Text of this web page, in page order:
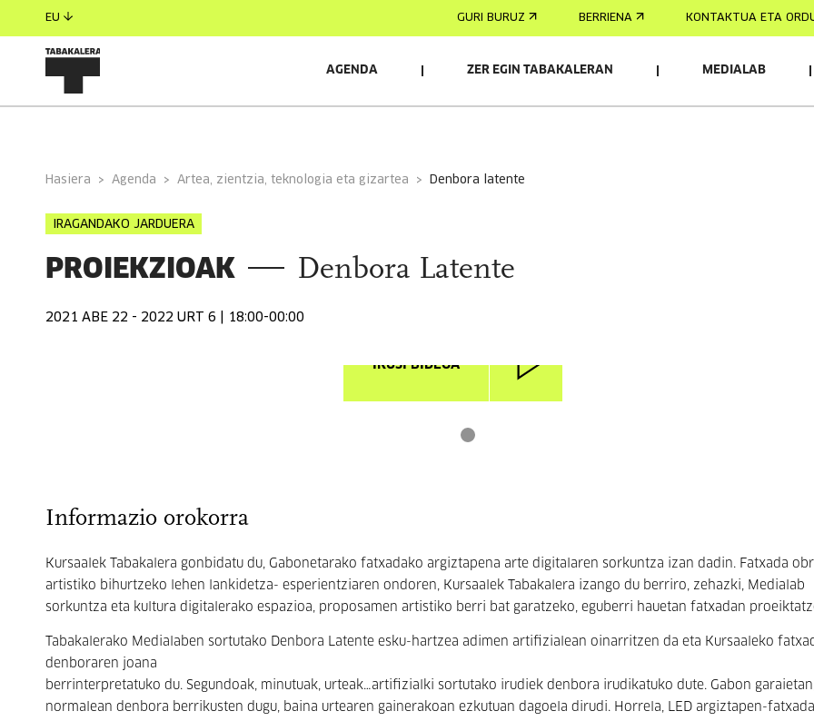
EU GURI BURUZ BERRIENA KONTAKTUA ETA
AGENDA ZER EGIN TABAKALERAN MEDIALAB
Hasiera Agenda Artea, zientzia, teknologia eta gizartea denbora latente
IRAGANDAKO JARDUERA
PROIEKZIOAK Denbora Latente
2021 ABE 22 - 2022 URT 6 | 18:00-00:00
IKUSI BIDEOA
Informazio orokorra
Kursaalek Tabakalera gonbidatu du, Gabonetarako fatxadako argiztapena arte digitalaren sorkuntza izan dadin. Fatxada
artistiko bihurtzeko lehen lankidetza- esperientziaren ondoren, Kursaalek Tabakalera izango du berriro, zehazki, Medialab
sorkuntza eta kultura digitalerako espazioa, proposamen artistiko berri bat garatzeko, eguberri hauetan fatxadan
Tabakalerako Medialaben sortutako Denbora Latente esku-hartzea adimen artifizialean oinarritzen da eta Kursaaleko
denboraren joana
berrinterpretatuko du. Segundoak, minutuak, urteak…artifizialki sortutako irudiek denbora irudikatuko dute. Gabon
normalean denbora berrikusten dugu, baina urtearen gainerakoan ezkutuan dagoela dirudi. Horrela, LED argiztapen-fatxada